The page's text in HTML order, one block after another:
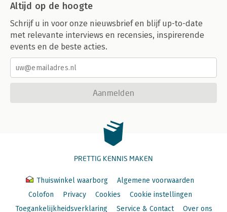
Altijd op de hoogte
Schrijf u in voor onze nieuwsbrief en blijf up-to-date
met relevante interviews en recensies, inspirerende
events en de beste acties.
Aanmelden
PRETTIG KENNIS MAKEN
Thuiswinkel waarborg
Algemene voorwaarden
Colofon
Privacy Cookies
Cookie instellingen
Toegankelijkheidsverklaring
Service & Contact Over ons